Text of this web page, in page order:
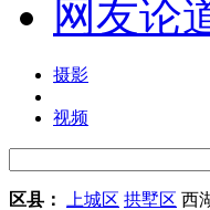
网友论
摄影
视频
区县： 上城区 拱墅区 西